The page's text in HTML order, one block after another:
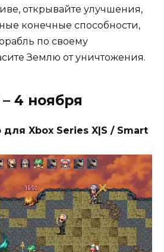
открывайте улучшения,
конечные способности,
по своему
Землю от уничтожения.
4 ноября
Xbox Series X|S / Smart